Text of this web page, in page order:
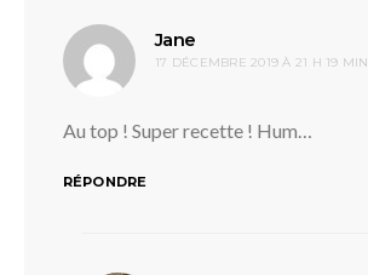
Jane
17 DÉCEMBRE 2019 À 21 H 19 MIN
Au top ! Super recette ! Hum…
RÉPONDRE